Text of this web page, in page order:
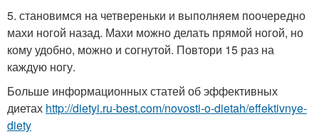
5. становимся на четвереньки и выполняем поочередно
махи ногой назад. Махи можно делать прямой ногой, но
кому удобно, можно и согнутой. Повтори 15 раз на
каждую ногу.
Больше информационных статей об эффективных
диетах http://dietyi.ru-best.com/novosti-o-dietah/effektivnye-
diety